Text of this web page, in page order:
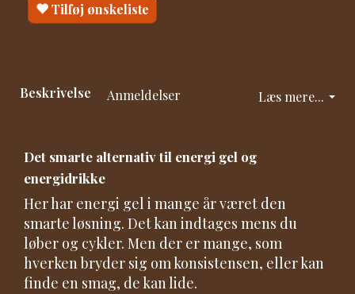
Tilføj ønskeliste
Læs mere...
Beskrivelse Anmeldelser
Det smarte alternativ til energi gel og
energidrikke
Her har energi gel i mange år været den
smarte løsning. Det kan indtages mens du
løber og cykler. Men der er mange, som
hverken bryder sig om konsistensen, eller kan
finde en smag, de kan lide.